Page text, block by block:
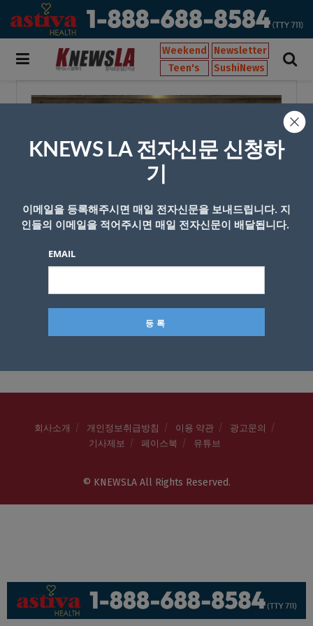
Weekend
Newsletter
Teen's
SushiNews
회사소개 개인정보취급방침 이용 약관
광고문의
기사제보
페이스북 유튜브
© KNEWSLA All Rights Reserved.
KNEWS LA 전자신문 신청하
기
이메일을 등록해주시면 매일 전자신문을 보내드립니다. 지
인들의 이메일을 적어주시면 매일 전자신문이 배달됩니다.
EMAIL